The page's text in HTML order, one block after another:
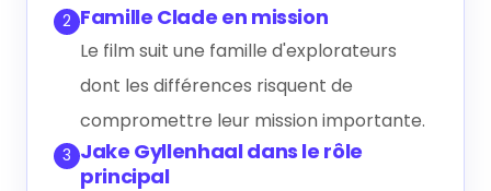
2 Famille Clade en mission
Le film suit une famille d'explorateurs
dont les différences risquent de
compromettre leur mission importante.
3 Jake Gyllenhaal dans le rôle
principal